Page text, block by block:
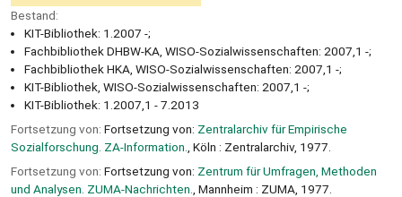
Bestand:
KIT-Bibliothek: 1.2007 -;
Fachbibliothek DHBW-KA, WISO-Sozialwissenschaften: 2007,1 -;
Fachbibliothek HKA, WISO-Sozialwissenschaften: 2007,1 -;
KIT-Bibliothek, WISO-Sozialwissenschaften: 2007,1 -;
KIT-Bibliothek: 1.2007,1 - 7.2013
Fortsetzung von: Fortsetzung von: Zentralarchiv für Empirische
Sozialforschung. ZA-Information.
, Köln : Zentralarchiv, 1977.
Fortsetzung von: Fortsetzung von: Zentrum für Umfragen, Methoden
und Analysen. ZUMA-Nachrichten.
, Mannheim : ZUMA, 1977.